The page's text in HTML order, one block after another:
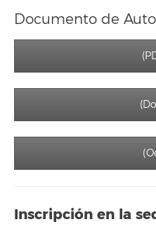
Documento de
Inscripción en la